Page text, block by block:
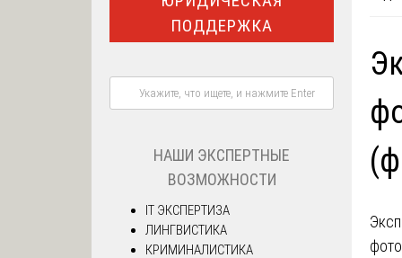
ПОДДЕРЖКА
НАШИ ЭКСПЕРТНЫЕ
ВОЗМОЖНОСТИ
IT ЭКСПЕРТИЗА
ЛИНГВИСТИКА
КРИМИНАЛИСТИКА